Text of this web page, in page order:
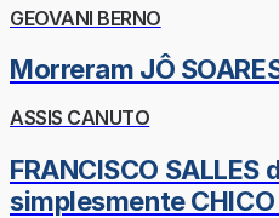
GEOVANI BERNO
Morreram JÔ
ASSIS CANUTO
FRANCISCO SALLES
simplesmente CHICO